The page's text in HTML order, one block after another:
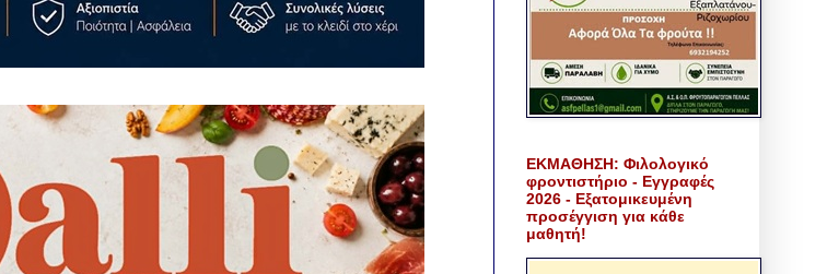
ΕΚΜΑΘΗΣΗ: Φιλολογικό
φροντιστήριο - Εγγραφές
2026 - Εξατομικευμένη
προσέγγιση για κάθε
μαθητή!